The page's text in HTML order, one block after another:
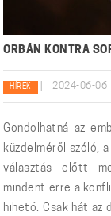
ORBÁN KONTRA
HÍREK 2024-06-06
Gondolhatná az
küzdelméről szóló,
választás előtt
mindent erre a
hihető. Csak hát az